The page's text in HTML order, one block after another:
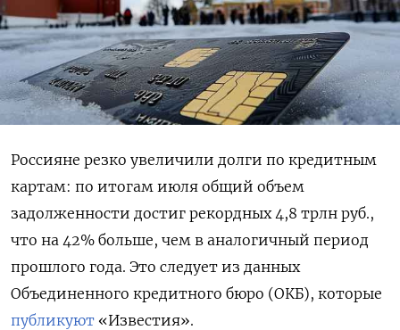
Россияне резко увеличили долги по кредитным
картам: по итогам июля общий объем
задолженности достиг рекордных 4,8 трлн руб.,
что на 42% больше, чем в аналогичный период
прошлого года. Это следует из данных
Объединенного кредитного бюро (ОКБ), которые
публикуют «Известия».